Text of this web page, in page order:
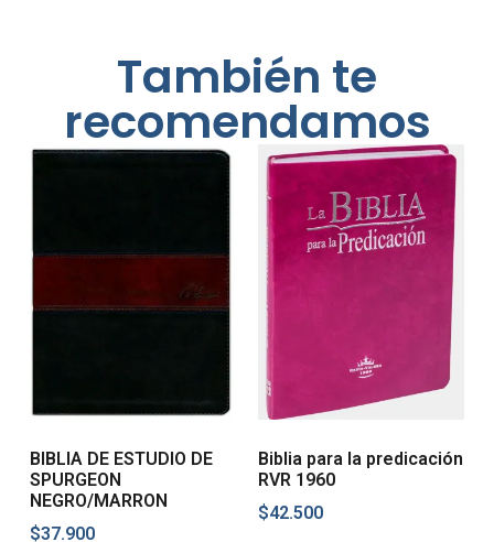
También te
recomendamos
BIBLIA DE ESTUDIO DE
SPURGEON
NEGRO/MARRON
$37.900
Biblia para la predicación
RVR 1960
$42.500